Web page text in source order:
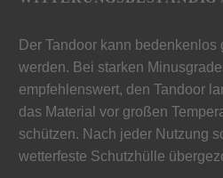
Der Tandoor kann
werden. Bei starken
empfehlenswert, den Tandoor
das Material vor großen
schützen. Nach jeder Nutzung
wetterfeste Schutzhülle